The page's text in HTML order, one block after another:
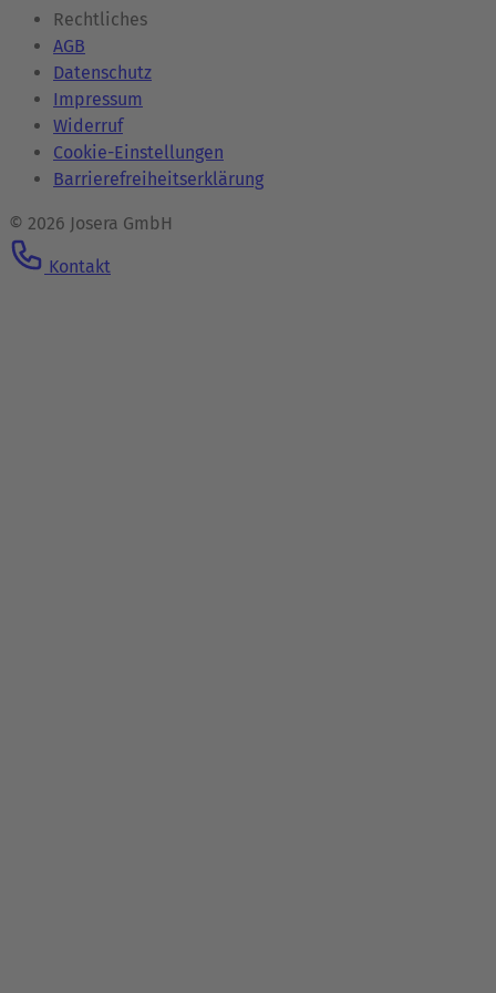
Rechtliches
AGB
Datenschutz
Impressum
Widerruf
Cookie-Einstellungen
Barrierefreiheitserklärung
© 2026 Josera GmbH
Kontakt